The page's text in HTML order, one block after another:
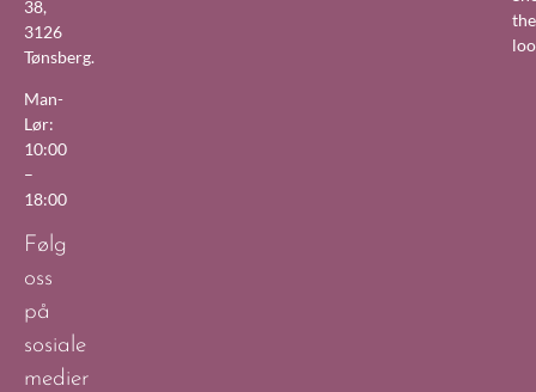
38,
3126
Tønsberg.
Man-
Lør:
10:00
–
18:00
Følg
oss
på
sosiale
medier
the